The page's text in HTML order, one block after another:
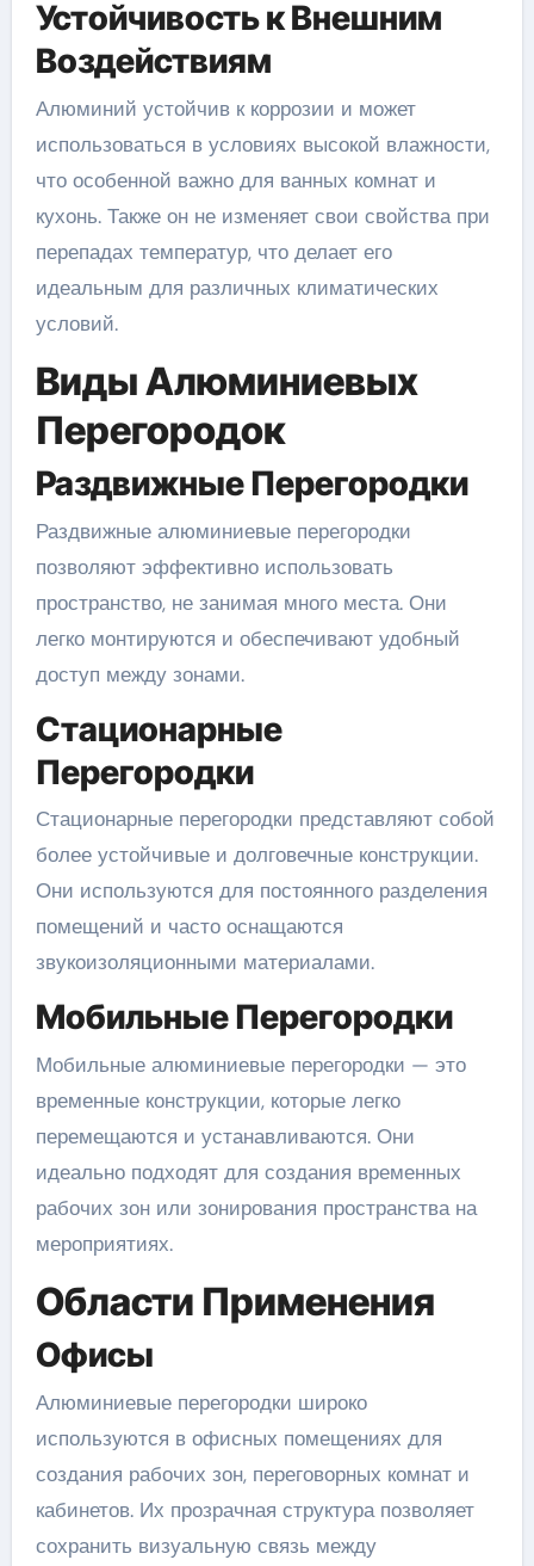
Устойчивость к Внешним
Воздействиям
Алюминий устойчив к коррозии и может
использоваться в условиях высокой влажности,
что особенной важно для ванных комнат и
кухонь. Также он не изменяет свои свойства при
перепадах температур, что делает его
идеальным для различных климатических
условий.
Виды Алюминиевых
Перегородок
Раздвижные Перегородки
Раздвижные алюминиевые перегородки
позволяют эффективно использовать
пространство, не занимая много места. Они
легко монтируются и обеспечивают удобный
доступ между зонами.
Стационарные
Перегородки
Стационарные перегородки представляют собой
более устойчивые и долговечные конструкции.
Они используются для постоянного разделения
помещений и часто оснащаются
звукоизоляционными материалами.
Мобильные Перегородки
Мобильные алюминиевые перегородки — это
временные конструкции, которые легко
перемещаются и устанавливаются. Они
идеально подходят для создания временных
рабочих зон или зонирования пространства на
мероприятиях.
Области Применения
Офисы
Алюминиевые перегородки широко
используются в офисных помещениях для
создания рабочих зон, переговорных комнат и
кабинетов. Их прозрачная структура позволяет
сохранить визуальную связь между